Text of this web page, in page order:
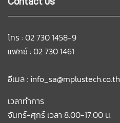
โทร : 02 730 1458-9
แฟกซ์ : 02 730 1461
อีเมล : info_sa@mplustech.co.th
เวลาทำการ
จันทร์-ศุกร์ เวลา 8.00-17.00 น.